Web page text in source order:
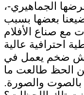
الجماهيري-،
بعضها بسبب
احترافية عالية
ضخم يعمل في
الحظ طالعت ما
والصورة.